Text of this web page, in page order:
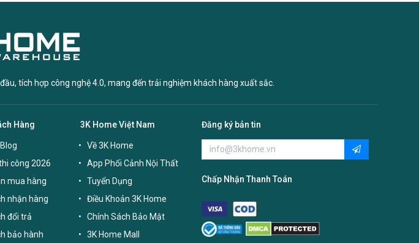
tích hợp công nghệ 4.0, mang đến trải nghiệm khách hàng xuất sắc.
Hàng
công 2026
mua hàng
nhận hàng
đổi trả
bảo hành
3K Home Việt Nam
Về 3K Home
App Phối Cảnh Nội Thất
Tuyển Dụng
Điều Khoản 3K Home
Chính Sách Bảo Mật
3K Home Mall
Đăng ký bản tin
Chấp Nhận Thanh Toán